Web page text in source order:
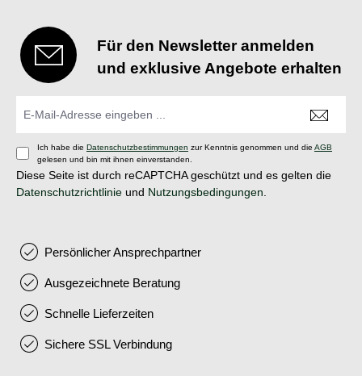
Für den Newsletter anmelden
und exklusive Angebote erhalten
Ich habe die Datenschutzbestimmungen zur Kenntnis genommen und die AGB
gelesen und bin mit ihnen einverstanden.
Diese Seite ist durch reCAPTCHA geschützt und es gelten die
Datenschutzrichtlinie und Nutzungsbedingungen
Persönlicher Ansprechpartner
Ausgezeichnete Beratung
Schnelle Lieferzeiten
Sichere SSL Verbindung